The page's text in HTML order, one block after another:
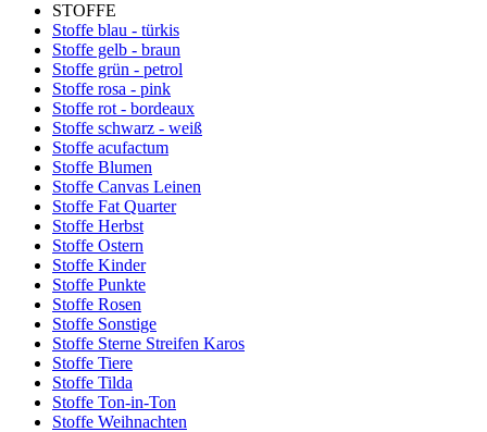
STOFFE
Stoffe blau - türkis
Stoffe gelb - braun
Stoffe grün - petrol
Stoffe rosa - pink
Stoffe rot - bordeaux
Stoffe schwarz - weiß
Stoffe acufactum
Stoffe Blumen
Stoffe Canvas Leinen
Stoffe Fat Quarter
Stoffe Herbst
Stoffe Ostern
Stoffe Kinder
Stoffe Punkte
Stoffe Rosen
Stoffe Sonstige
Stoffe Sterne Streifen Karos
Stoffe Tiere
Stoffe Tilda
Stoffe Ton-in-Ton
Stoffe Weihnachten